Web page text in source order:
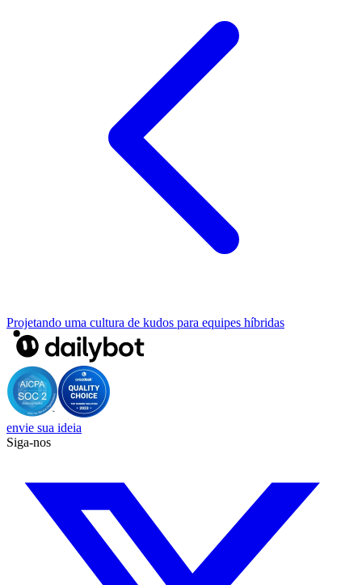
Projetando uma cultura de kudos para equipes híbridas
envie sua ideia
Siga-nos